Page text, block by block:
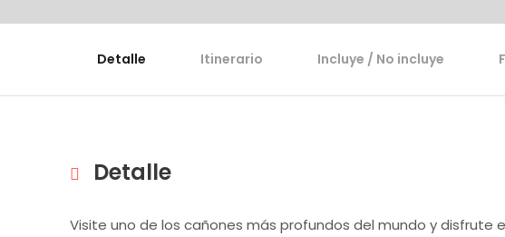
Detalle Itinerario Incluye / No incluye
Detalle
Visite uno de los cañones más profundos del mundo y disfrute